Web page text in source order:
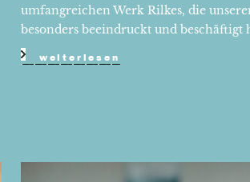
umfangreichen Werk Rilkes, die
besonders beeindruckt und beschäftigt
weiterlesen